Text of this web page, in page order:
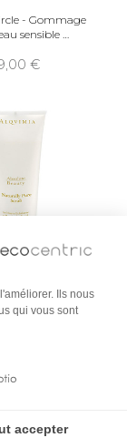
- Gommage
sensible
Ils nous
qui vous sont
accepter